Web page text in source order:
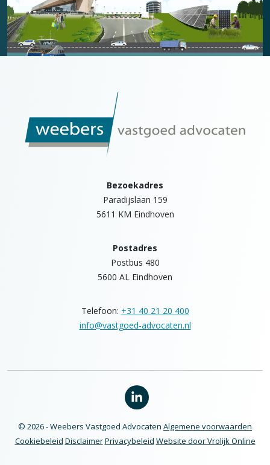
Bezoekadres
Paradijslaan 159
5611 KM Eindhoven
Postadres
Postbus 480
5600 AL Eindhoven
Telefoon: +31 40 21 20 400
info@vastgoed-advocaten.nl
© 2026 - Weebers Vastgoed Advocaten Algemene voorwaarden
Cookiebeleid DisclaimerPrivacybeleid Website door Vrolijk Online